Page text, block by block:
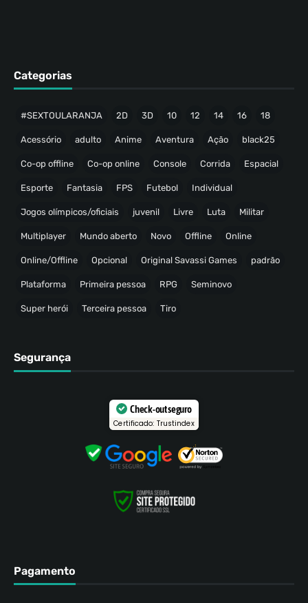
Categorias
#SEXTOULARANJA 2D 3D 10 12 14 16 18
Acessório adulto Anime Aventura Ação black25
Co-op offline Co-op online Console Corrida Espacial
Esporte Fantasia FPS Futebol Individual
Jogos olímpicos/oficiais juvenil Livre Luta Militar
Multiplayer Mundo aberto Novo Offline Online
Online/Offline Opcional Original Savassi Games padrão
Plataforma Primeira pessoa RPG Seminovo
Super herói Terceira pessoa Tiro
Segurança
Check-out seguro
Certificado: Trustindex
Pagamento